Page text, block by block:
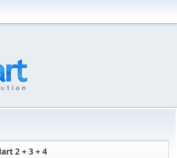
2 + 3 + 4